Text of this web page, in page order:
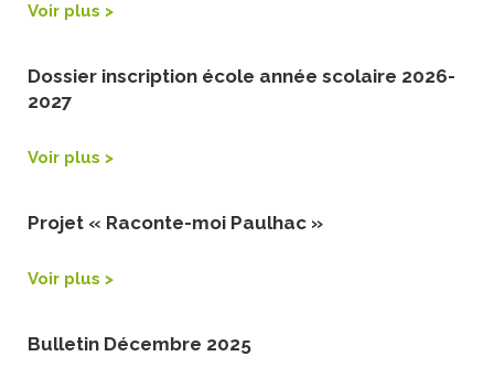
Voir plus >
Dossier inscription école année scolaire 2026-
2027
Voir plus >
Projet « Raconte-moi Paulhac »
Voir plus >
Bulletin Décembre 2025